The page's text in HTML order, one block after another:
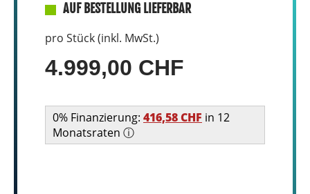
AUF BESTELLUNG LIEFERBAR
pro Stück (inkl. MwSt.)
4.999,00 CHF
0% Finanzierung: 416,58 CHF in 12
Monatsraten ⓘ